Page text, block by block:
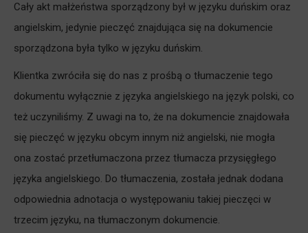
Cały akt małżeństwa sporządzony był w języku duńskim oraz
angielskim, jedynie pieczęć znajdująca się na dokumencie
sporządzona była tylko w języku duńskim.
Klientka zwróciła się do nas z prośbą o tłumaczenie tego
dokumentu wyłącznie z języka angielskiego na język polski, co
też uczyniliśmy. Z uwagi na to, że na dokumencie znajdowała
się pieczęć w języku obcym innym niż angielski, nie mogła
ona zostać przetłumaczona przez tłumacza przysięgłego
języka angielskiego. Do tłumaczenia, została jednak dodana
odpowiednia adnotacja o występowaniu takiej pieczęci w
trzecim języku, na tłumaczonym dokumencie.